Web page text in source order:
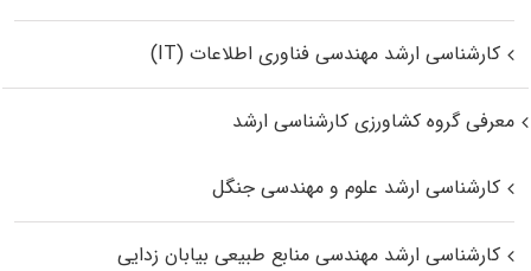
کارشناسی ارشد مهندسی فناوری اطلاعات (IT)
معرفی گروه کشاورزی کارشناسی ارشد
کارشناسی ارشد علوم و مهندسی جنگل
کارشناسی ارشد مهندسی منابع طبیعی بیابان زدایی